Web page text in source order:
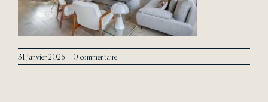
31 janvier 2026 | 0 commentaire